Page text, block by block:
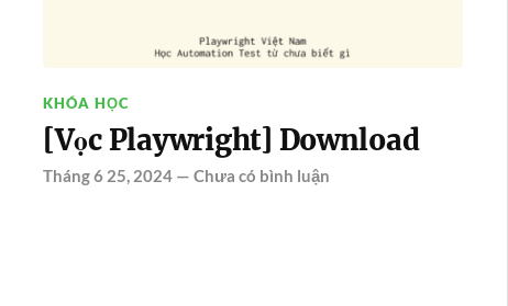
KHÓA HỌC
[Vọc Playwright] Download
Tháng 6 25, 2024— Chưa có bình luận